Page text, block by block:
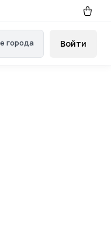
города Войти